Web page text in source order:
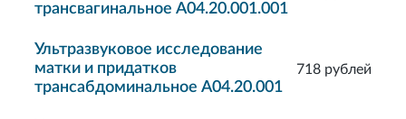
трансвагинальное A04.20.001.001
Ультразвуковое исследование
матки и придатков
трансабдоминальное A04.20.001
718 рублей